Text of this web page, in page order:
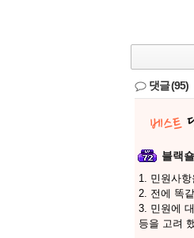
댓글(95)
블랙
1. 민원사
2. 전에 똑
3. 민원에
등을 고려